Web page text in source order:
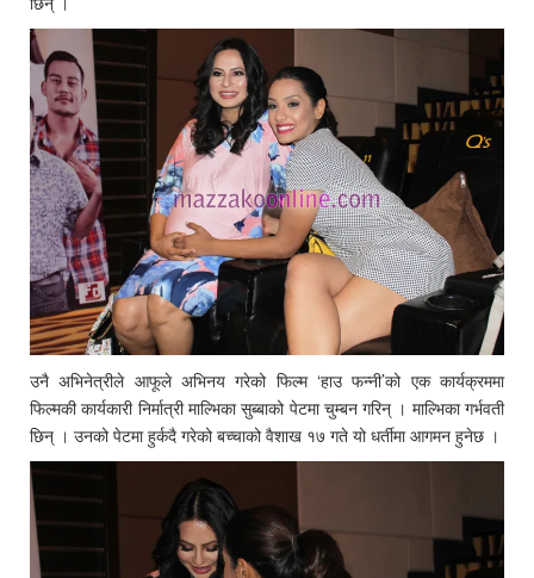
उनै अभिनेत्रीले आफूले अभिनय गरेको फिल्म ‘हाउ फन्नी’को एक कार्यक्रममा
फिल्मकी कार्यकारी निर्मात्री माल्भिका सुब्बाको पेटमा चुम्बन गरिन् । माल्भिका गर्भवती
छिन् । उनको पेटमा हुर्कदै गरेको बच्चाको वैशाख १७ गते यो धर्तीमा आगमन हुनेछ ।